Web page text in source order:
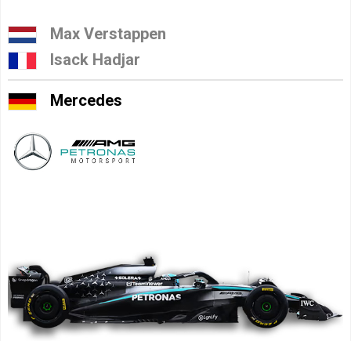
Max Verstappen
Isack Hadjar
Mercedes